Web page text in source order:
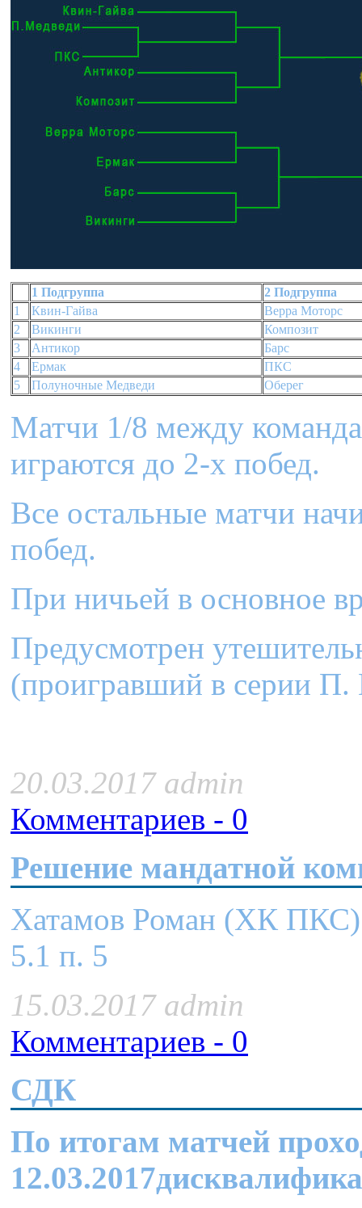
1 Подгруппа
2 Подгруппа
1
Квин-Гайва
Верра Моторс
2
Викинги
Композит
3
Антикор
Барс
4
Ермак
ПКС
5
Полуночные Медведи Оберег
Матчи 1/8 между
играются до 2-x побед.
Все остальные матчи
побед.
При ничьей в основное
Предусмотрен
(проигравший в серии
20.03.2017 admin
Комментариев - 0
Решение мандатной
Хатамов Роман (ХК ПКС)
5.1 п. 5
15.03.2017 admin
Комментариев - 0
СДК
По итогам матчей
12.03.2017